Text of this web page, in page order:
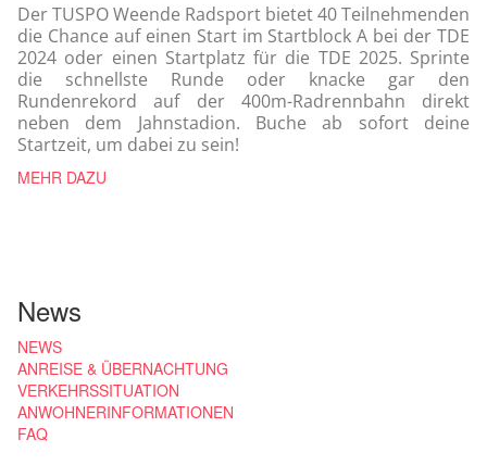
Der TUSPO Weende Radsport bietet 40 Teilnehmenden
die Chance auf einen Start im Startblock A bei der TDE
2024 oder einen Startplatz für die TDE 2025. Sprinte
die schnellste Runde oder knacke gar den
Rundenrekord auf der 400m-Radrennbahn direkt
neben dem Jahnstadion. Buche ab sofort deine
Startzeit, um dabei zu sein!
MEHR DAZU
News
NEWS
ANREISE & ÜBERNACHTUNG
VERKEHRSSITUATION
ANWOHNERINFORMATIONEN
FAQ